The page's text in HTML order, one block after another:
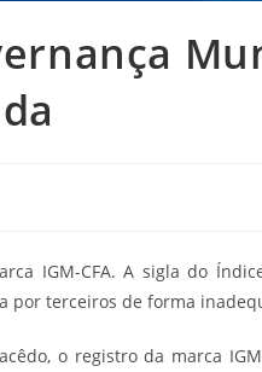
IGM-CFA. A sigla do
por terceiros de forma
o registro da marca